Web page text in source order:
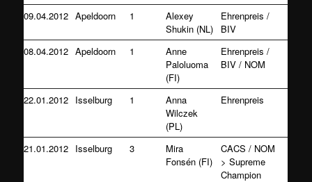
09.04.2012 Apeldoorn 1
Alexey
Shukin (NL)
Ehrenpreis /
BIV
08.04.2012 Apeldoorn 1
Anne
Paloluoma
(FI)
Ehrenpreis /
BIV / NOM
22.01.2012 Isselburg 1
Anna
Wilczek
(PL)
Ehrenpreis
21.01.2012 Isselburg 3
Mira
Fonsén (FI)
CACS / NOM
> Supreme
Champion